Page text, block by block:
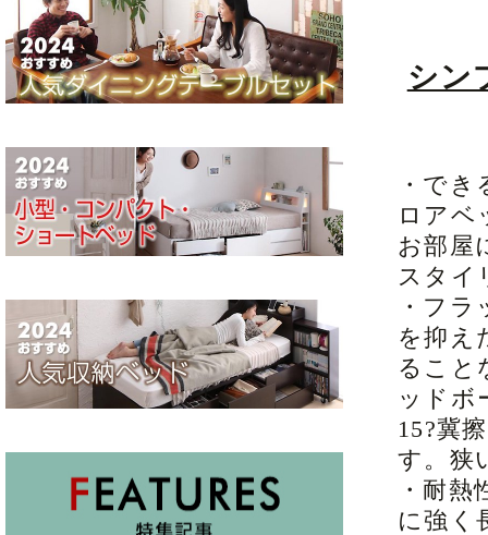
シン
・で
ロアベ
お部屋
スタイ
・フ
を抑え
ること
ッドボ
15?冀
す。狭
・耐
に強く